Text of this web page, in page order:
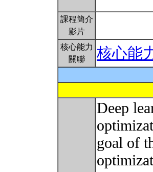
課程簡介
影片
核心能力
關聯
核心能
Deep
goal of